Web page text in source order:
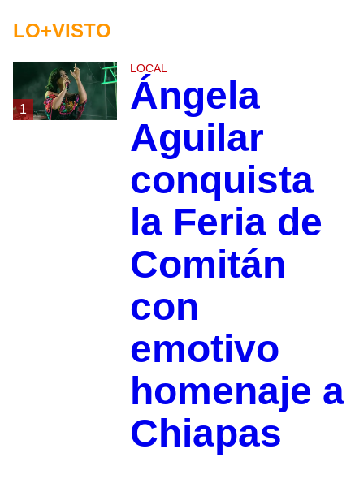
LO+VISTO
1
LOCAL
Ángela
Aguilar
conquista
la Feria de
Comitán
con
emotivo
homenaje a
Chiapas